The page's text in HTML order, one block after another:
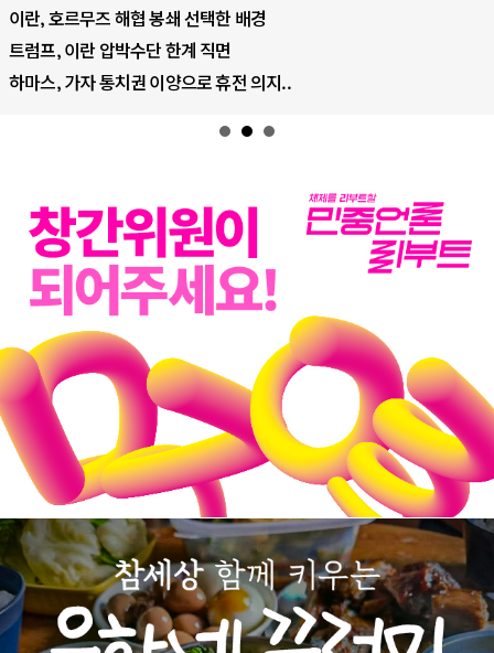
AI 데이터센터 반대 투쟁은 새로운 글로..
AI의 숨은 환경 비용: 데이터센터 확산..
AI는 어떻게 미국 민주주의를 잠식하고 ..